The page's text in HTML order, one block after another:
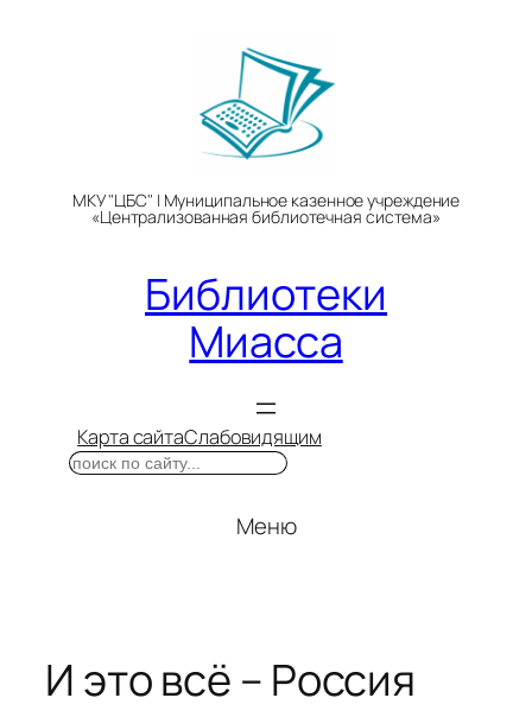
МКУ "ЦБС" | Муниципальное казенное учреждение
«Централизованная библиотечная система»
Библиотеки
Миасса
Карта сайтаСлабовидящим
Поиск
Меню
И это всё – Россия